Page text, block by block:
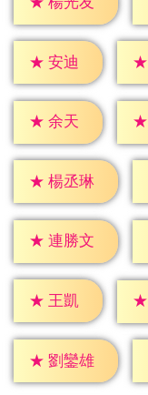
★ 安迪 ★
★ 余天 ★
★ 楊丞琳
★ 連勝文
★ 王凱 ★
★ 劉鑾雄